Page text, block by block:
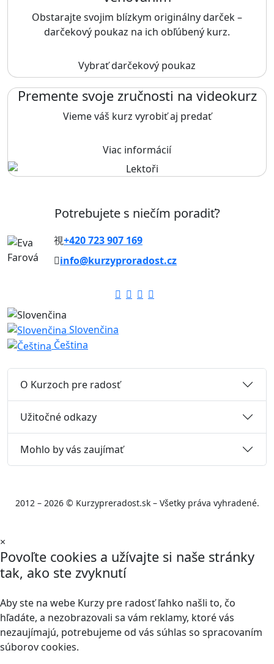
Obstarajte svojim blízkym originálny darček –
darčekový poukaz na ich obľúbený kurz.
Vybrať darčekový poukaz
Premente svoje zručnosti na videokurz
Vieme váš kurz vyrobiť aj predať
Viac informácií
Potrebujete s niečím poradiť?
+420 723 907 169
info@kurzyproradost.cz
Slovenčina
Čeština
O Kurzoch pre radosť
Užitočné odkazy
Mohlo by vás zaujímať
2012 – 2026 © Kurzypreradost.sk – Všetky práva vyhradené.
×
Povoľte cookies a užívajte si naše stránky
tak, ako ste zvyknutí
Aby ste na webe Kurzy pre radosť ľahko našli to, čo
hľadáte, a nezobrazovali sa vám reklamy, ktoré vás
nezaujímajú, potrebujeme od vás súhlas so spracovaním
súborov cookies.